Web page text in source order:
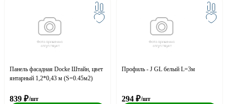
Панель фасадная Docke Штайн, цвет
янтарный 1,2*0,43 м (S=0.45м2)
839 ₽/шт
Профиль - J GL белый L=3м
294 ₽/шт